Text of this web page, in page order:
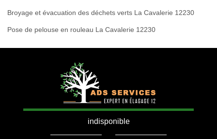
Broyage et évacuation des déchets verts La Cavalerie 12230
Pose de pelouse en rouleau La Cavalerie 12230
indisponible